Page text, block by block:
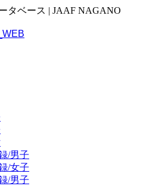
タベース | JAAF NAGANO
/男子
/女子
/男子